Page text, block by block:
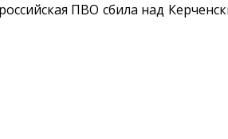
ПВО сбила над